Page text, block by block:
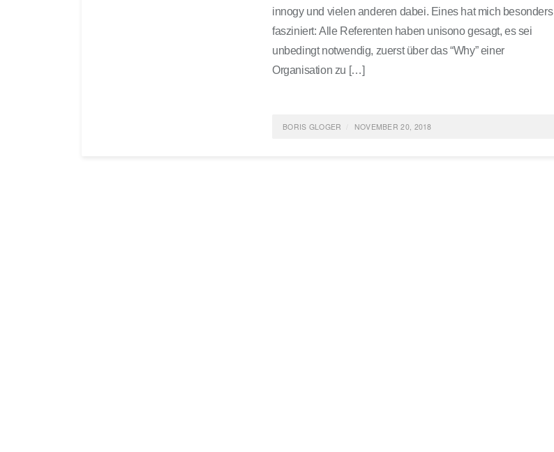
innogy und vielen anderen dabei. Eines hat mich besonders
fasziniert: Alle Referenten haben unisono gesagt, es sei
unbedingt notwendig, zuerst über das “Why” einer
Organisation zu […]
BORIS GLOGER NOVEMBER 20, 2018